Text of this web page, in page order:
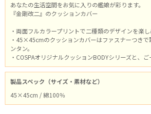
あなたの生活空間をお気に入りの艦娘が彩ります。
『金剛改二』のクッションカバー
・両面フルカラープリントで二種類のデザインを楽し
・45×45cmのクッションカバーはファスナーつきで
ンタン。
・COSPAオリジナルクッションBODYシリーズと、ご
製品スペック（サイズ・素材など）
45×45cm / 綿100％